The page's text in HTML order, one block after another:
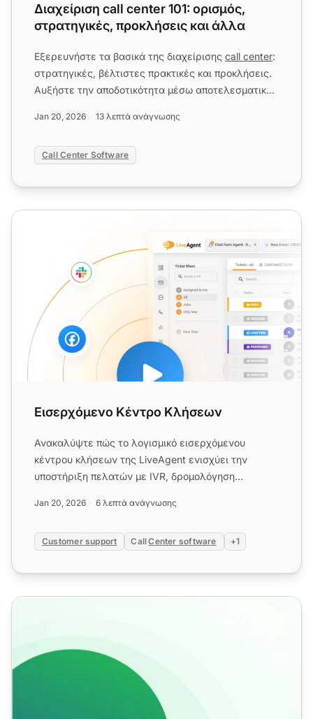
Διαχείριση call center 101: ορισμός,
στρατηγικές, προκλήσεις και άλλα
Εξερευνήστε τα βασικά της διαχείρισης call center:
στρατηγικές, βέλτιστες πρακτικές και προκλήσεις.
Αυξήστε την αποδοτικότητα μέσω αποτελεσματικού
Jan 20, 2026 13 λεπτά ανάγνωσης
Call Center Software
Εισερχόμενο Κέντρο Κλήσεων
Εισερχόμενο Κέντρο Κλήσεων
Ανακαλύψτε πώς το λογισμικό εισερχόμενου
κέντρου κλήσεων της LiveAgent ενισχύει την
υποστήριξη πελατών με IVR, δρομολόγηση
Jan 20, 2026 6 λεπτά ανάγνωσης
Customer support CallCenter software +1
Λίστα ελέγχου ελέγχου κέντρου κλήσεων